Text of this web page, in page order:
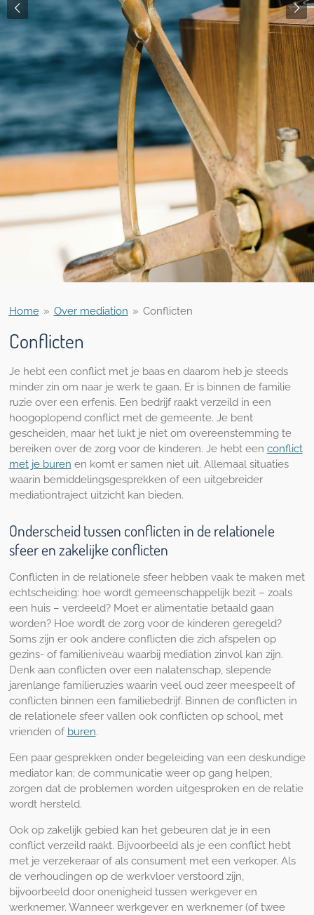
Home » Over mediation » Conflicten
Conflicten
Je hebt een conflict met je baas en daarom heb je steeds
minder zin om naar je werk te gaan. Er is binnen de familie
ruzie over een erfenis. Een bedrijf raakt verzeild in een
hoogoplopend conflict met de gemeente. Je bent
gescheiden, maar het lukt je niet om overeenstemming te
bereiken over de zorg voor de kinderen. Je hebt een conflict
met je buren en komt er samen niet uit. Allemaal situaties
waarin bemiddelingsgesprekken of een uitgebreider
mediationtraject uitzicht kan bieden.
Onderscheid tussen conflicten in de relationele
sfeer en zakelijke conflicten
Conflicten in de relationele sfeer hebben vaak te maken met
echtscheiding: hoe wordt gemeenschappelijk bezit – zoals
een huis – verdeeld? Moet er alimentatie betaald gaan
worden? Hoe wordt de zorg voor de kinderen geregeld?
Soms zijn er ook andere conflicten die zich afspelen op
gezins- of familieniveau waarbij mediation zinvol kan zijn.
Denk aan conflicten over een nalatenschap, slepende
jarenlange familieruzies waarin veel oud zeer meespeelt of
conflicten binnen een familiebedrijf. Binnen de conflicten in
de relationele sfeer vallen ook conflicten op school, met
vrienden of buren.
Een paar gesprekken onder begeleiding van een deskundige
mediator kan; de communicatie weer op gang helpen,
zorgen dat de problemen worden uitgesproken en de relatie
wordt hersteld.
Ook op zakelijk gebied kan het gebeuren dat je in een
conflict verzeild raakt. Bijvoorbeeld als je een conflict hebt
met je verzekeraar of als consument met een verkoper. Als
de verhoudingen op de werkvloer verstoord zijn,
bijvoorbeeld door onenigheid tussen werkgever en
werknemer. Wanneer werkgever en werknemer (of twee